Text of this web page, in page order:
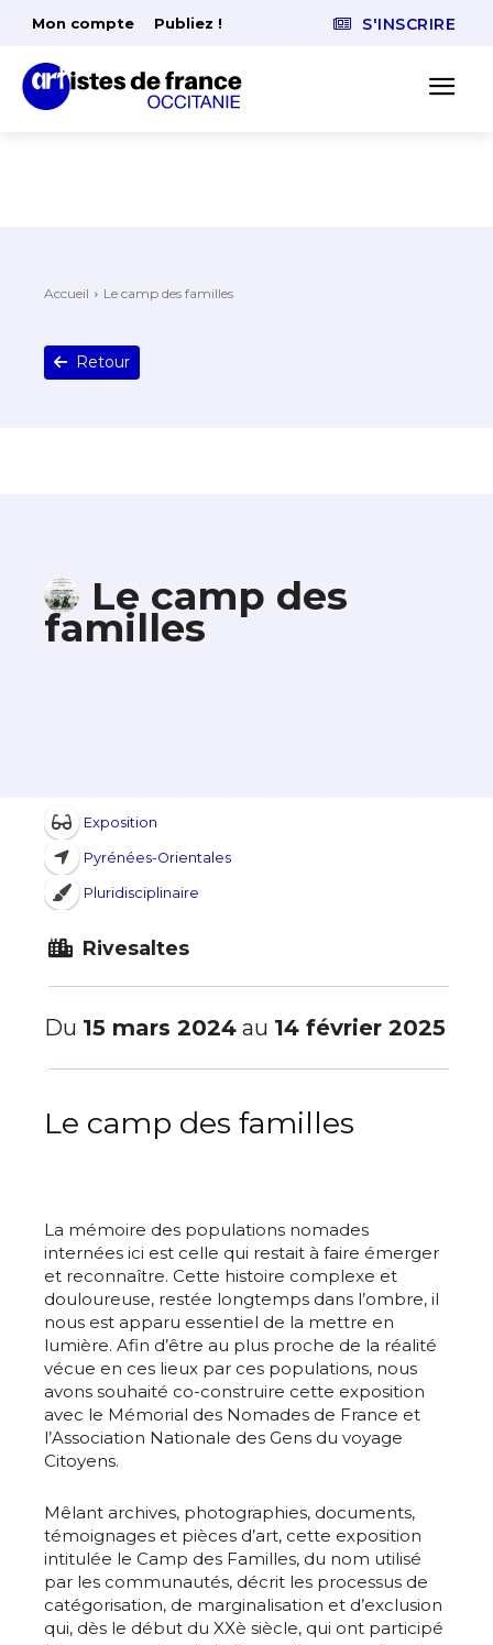
Mon compte Publiez ! S'INSCRIRE
Accueil Le camp des familles
Retour
Le camp des
familles
Exposition
Pyrénées-Orientales
Pluridisciplinaire
Rivesaltes
Du 15 mars 2024 au 14 février 2025
Le camp des familles
La mémoire des populations nomades
internées ici est celle qui restait à faire émerger
et reconnaître. Cette histoire complexe et
douloureuse, restée longtemps dans l’ombre, il
nous est apparu essentiel de la mettre en
lumière. Afin d’être au plus proche de la réalité
vécue en ces lieux par ces populations, nous
avons souhaité co-construire cette exposition
avec le Mémorial des Nomades de France et
l’Association Nationale des Gens du voyage
Citoyens.
Mêlant archives, photographies, documents,
témoignages et pièces d’art, cette exposition
intitulée le Camp des Familles, du nom utilisé
par les communautés, décrit les processus de
catégorisation, de marginalisation et d’exclusion
qui, dès le début du XXè siècle, qui ont participé